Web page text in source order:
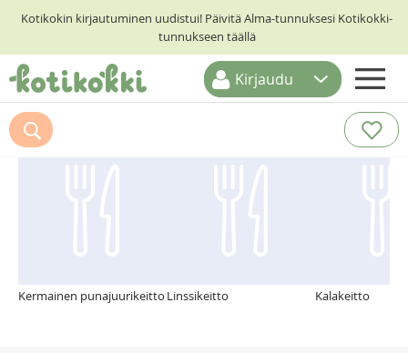
Kotikokin kirjautuminen uudistui! Päivitä Alma-tunnuksesi Kotikokki-
tunnukseen täällä
ETUSIVU
RESEPTIHAKU
Kirjaudu
Suosittelemme myös
Kermainen punajuurikeitto Linssikeitto Kalakeitto